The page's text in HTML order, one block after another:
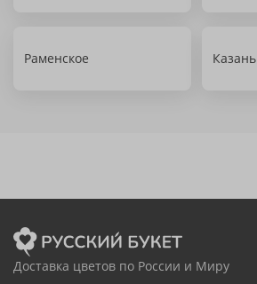
Раменское Казань
Доставка цветов по России и Миру